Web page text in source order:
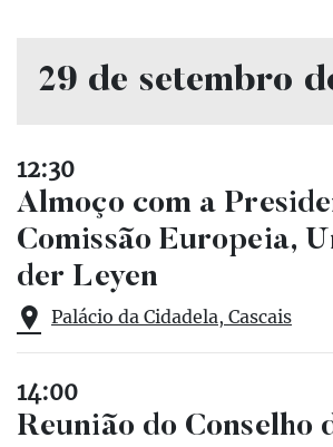
29 de setembro
12:30
Almoço com a
Comissão Europeia,
der Leyen
Palácio da Cidadela, Cascais
14:00
Reunião do Conselho